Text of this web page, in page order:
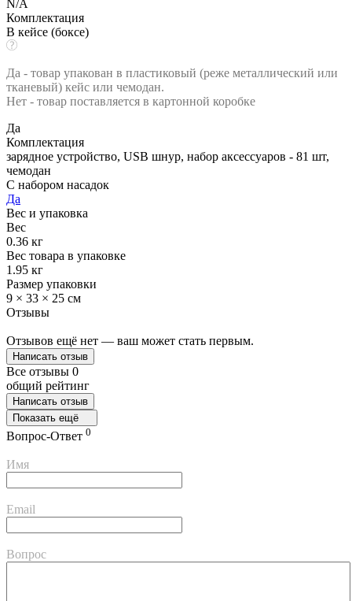
N/A
Комплектация
В кейсе (боксе)
Да - товар упакован в пластиковый (реже металлический или
тканевый) кейс или чемодан.
Нет - товар поставляется в картонной коробке
Да
Комплектация
зарядное устройство, USB шнур, набор аксессуаров - 81 шт,
чемодан
С набором насадок
Да
Вес и упаковка
Вес
0.36 кг
Вес товара в упаковке
1.95 кг
Размер упаковки
9 × 33 × 25 см
Отзывы
Отзывов ещё нет — ваш может стать первым.
Написать отзыв
Все отзывы 0
общий рейтинг
Написать отзыв
Показать ещё
Вопрос-Ответ 0
Имя
Email
Вопрос